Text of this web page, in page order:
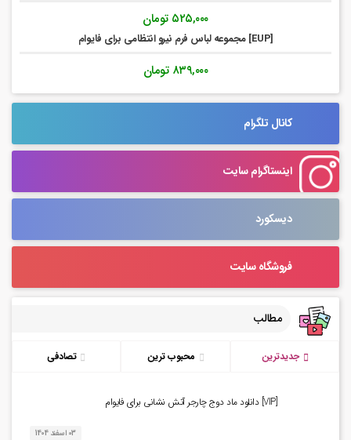
۵۲۵,۰۰۰ تومان
[EUP] مجموعه لباس فرم نیرو انتظامی برای فایوام
۸۳۹,۰۰۰ تومان
کانال تلگرام
اینستاگرام سایت
دیسکورد
فروشگاه سایت
مطالب
جدیدترین محبوب ترین تصادفی
[VIP] دانلود ماد دوج چارجر آتش نشانی برای فایوام
03 اسفند 1404